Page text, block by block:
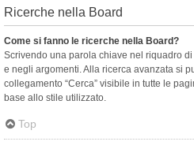
Ricerche nella Board
Come si fanno le ricerche nella Board?
Scrivendo una parola chiave nel riquadro
e negli argomenti. Alla ricerca avanzata si
collegamento “Cerca” visibile in tutte le
base allo stile utilizzato.
Top